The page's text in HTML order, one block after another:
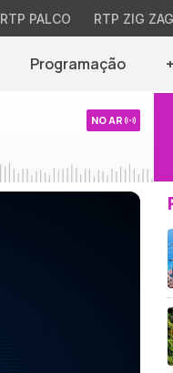
RTP PALCO RTP ZIG ZAG
Programação
NO AR